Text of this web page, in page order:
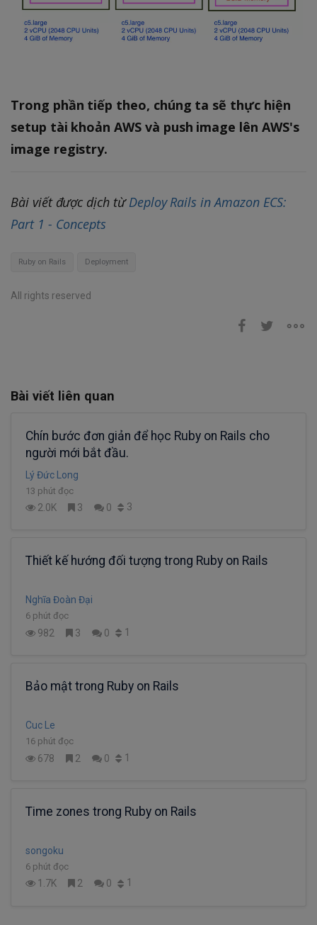
Trong phần tiếp theo, chúng ta sẽ thực hiện
setup tài khoản AWS và push image lên AWS's
image registry.
Bài viết được dịch từDeploy Rails in Amazon ECS:
Part 1 - Concepts
Ruby on Rails Deployment
All rights reserved
Bài viết liên quan
Chín bước đơn giản để học Ruby on Rails cho
người mới bắt đầu.
Lý Đức Long
13 phút đọc
2.0K 3 0 3
Thiết kế hướng đối tượng trong Ruby on Rails
Nghĩa Đoàn Đại
6 phút đọc
982 3 0 1
Bảo mật trong Ruby on Rails
Cuc Le
16 phút đọc
678 2 0 1
Time zones trong Ruby on Rails
songoku
6 phút đọc
1.7K 2 0 1